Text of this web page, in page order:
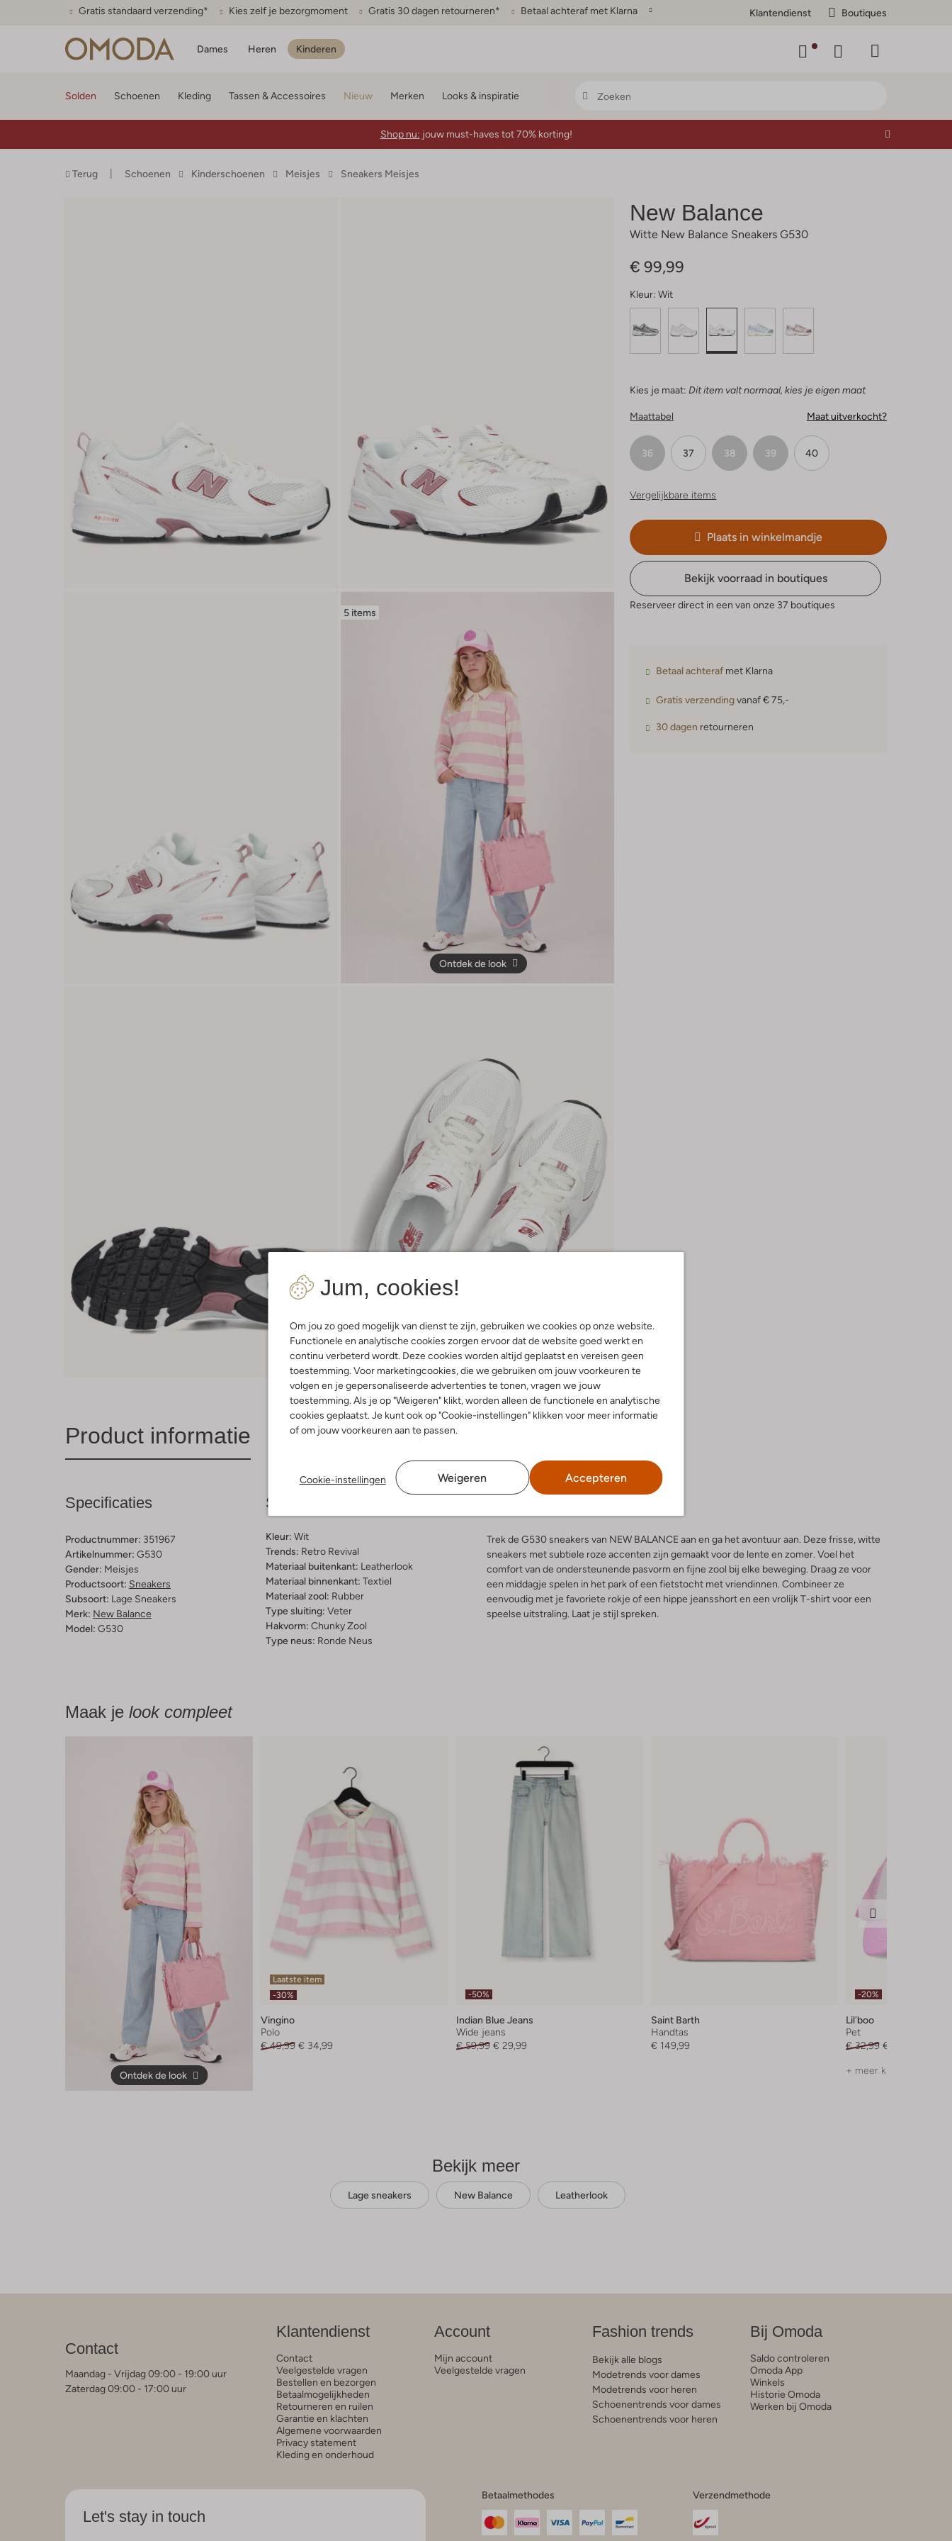
Gratis standaard verzending* Kies zelf je bezorgmoment Gratis 30 dagen retourneren* Betaal achteraf met Klarna Klantendienst Boutiques
Dames Heren Kinderen
Jum, cookies!
Om jou zo goed mogelijk van dienst te zijn, gebruiken we cookies op onze website.
Functionele en analytische cookies zorgen ervoor dat de website goed werkt en
continu verbeterd wordt. Deze cookies worden altijd geplaatst en vereisen geen
toestemming. Voor marketingcookies, die we gebruiken om jouw voorkeuren te
volgen en je gepersonaliseerde advertenties te tonen, vragen we jouw
toestemming. Als je op "Weigeren" klikt, worden alleen de functionele en analytische
cookies geplaatst. Je kunt ook op "Cookie-instellingen" klikken voor meer informatie
of om jouw voorkeuren aan te passen.
Cookie-instellingen Weigeren Accepteren
Solden Schoenen Kleding Tassen & Accessoires Nieuw Merken Looks & inspiratie
Shop nu: jouw must-haves tot 70% korting!
Terug Schoenen Kinderschoenen Meisjes Sneakers Meisjes
5 items
Ontdek de look
New Balance
Witte New Balance Sneakers G530
€ 99,99
Kleur: Wit
Kies je maat: Dit item valt normaal, kies je eigen maat
Maattabel Maat uitverkocht?
36 37 38 39 40
Vergelijkbare items
Plaats in winkelmandje
Bekijk voorraad in boutiques
Reserveer direct in een van onze 37 boutiques
Betaal achteraf met Klarna
Gratis verzendingvanaf € 75,-
30 dagen retourneren
Product informatie Bezorgen & retourneren
Specificaties
Productnummer: 351967
Artikelnummer: G530
Gender: Meisjes
Productsoort: Sneakers
Subsoort: Lage Sneakers
Merk: New Balance
Model: G530
Samenstelling & Pasvorm
Kleur: Wit
Trends: Retro Revival
Materiaal buitenkant: Leatherlook
Materiaal binnenkant: Textiel
Materiaal zool: Rubber
Type sluiting: Veter
Hakvorm: Chunky Zool
Type neus: Ronde Neus
Trek de G530 sneakers van NEW BALANCE aan en ga het avontuur aan. Deze frisse, witte
sneakers met subtiele roze accenten zijn gemaakt voor de lente en zomer. Voel het
comfort van de ondersteunende pasvorm en fijne zool bij elke beweging. Draag ze voor
een middagje spelen in het park of een fietstocht met vriendinnen. Combineer ze
eenvoudig met je favoriete rokje of een hippe jeansshort en een vrolijk T-shirt voor een
speelse uitstraling. Laat je stijl spreken.
Maak je look compleet
Ontdek de look
Laatste item
-30%
Vingino
Polo
€ 49,99 € 34,99
-50%
Indian Blue Jeans
Wide jeans
€ 59,99 € 29,99
Saint Barth
Handtas
€ 149,99
-20%
Lil'boo
Pet
€ 32,99 € 25,99
+ meer kleuren
Bekijk meer
Lage sneakers New Balance Leatherlook
Contact
Maandag - Vrijdag 09:00 - 19:00 uur
Zaterdag 09:00 - 17:00 uur
Klantendienst
Contact
Veelgestelde vragen
Bestellen en bezorgen
Betaalmogelijkheden
Retourneren en ruilen
Garantie en klachten
Algemene voorwaarden
Privacy statement
Kleding en onderhoud
Account
Mijn account
Veelgestelde vragen
Fashion trends
Bekijk alle blogs
Modetrends voor dames
Modetrends voor heren
Schoenentrends voor dames
Schoenentrends voor heren
Bij Omoda
Saldo controleren
Omoda App
Winkels
Historie Omoda
Werken bij Omoda
Let's stay in touch
Betaalmethodes Verzendmethode